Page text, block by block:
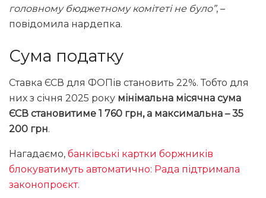
головному бюджетному комітеті не було”, –
повідомила нардепка.
Сума податку
Ставка ЄСВ для ФОПів становить 22%. Тобто для
них з січня 2025 року мінімальна місячна сума
ЄСВ становитиме 1 760 грн, а максимальна – 35
200 грн.
Нагадаємо, банківські картки боржників
блокуватимуть автоматично: Рада підтримала
законопроєкт.